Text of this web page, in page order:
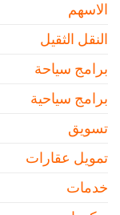
الاسهم
النقل الثقيل
برامج سياحة
برامج سياحية
تسويق
تمويل عقارات
خدمات